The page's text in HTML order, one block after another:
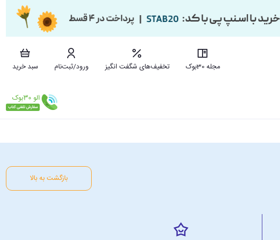
مجله 30بوک تخفیف‌های شگفت انگیز ورود/ثبت‌نام
سبد خرید
بازگشت به بالا